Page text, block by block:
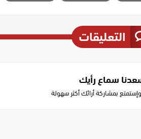
التعليقات
سماع رأيك
بمشاركة أرائك أكثر سهولة